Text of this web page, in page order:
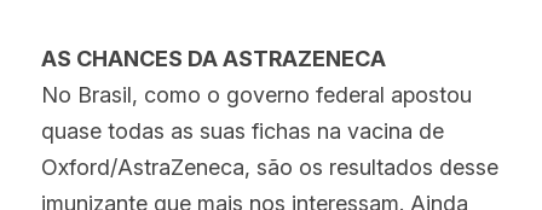
AS CHANCES DA ASTRAZENECA
No Brasil, como o governo federal apostou
quase todas as suas fichas na vacina de
Oxford/AstraZeneca, são os resultados desse
imunizante que mais nos interessam. Ainda